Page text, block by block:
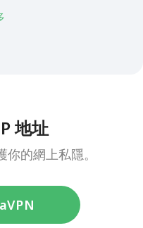
地址
的網上私隱。